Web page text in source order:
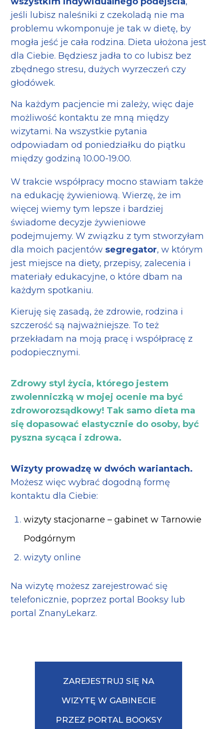
jeśli lubisz naleśniki z czekoladą nie ma
problemu wkomponuje je tak w dietę, by
mogła jeść je cała rodzina. Dieta ułożona jest
dla Ciebie. Będziesz jadła to co lubisz bez
zbędnego stresu, dużych wyrzeczeń czy
głodówek.
Na każdym pacjencie mi zależy, więc daje
możliwość kontaktu ze mną między
wizytami. Na wszystkie pytania
odpowiadam od poniedziałku do piątku
między godziną 10.00-19.00.
W trakcie współpracy mocno stawiam także
na edukację żywieniową. Wierzę, że im
więcej wiemy tym lepsze i bardziej
świadome decyzje żywieniowe
podejmujemy. W związku z tym stworzyłam
dla moich pacjentów segregator, w którym
jest miejsce na diety, przepisy, zalecenia i
materiały edukacyjne, o które dbam na
każdym spotkaniu.
Kieruję się zasadą, że zdrowie, rodzina i
szczerość są najważniejsze. To też
przekładam na moją pracę i współpracę z
podopiecznymi.
Zdrowy styl życia, którego jestem
zwolenniczką w mojej ocenie ma być
zdroworozsądkowy! Tak samo dieta ma
się dopasować elastycznie do osoby, być
pyszna sycąca i zdrowa.
Wizyty prowadzę w dwóch wariantach.
Możesz więc wybrać dogodną formę
kontaktu dla Ciebie:
wizyty stacjonarne – gabinet w Tarnowie
Podgórnym
wizyty online
Na wizytę możesz zarejestrować się
telefonicznie, poprzez portal Booksy lub
portal ZnanyLekarz.
ZAREJESTRUJ SIĘ NA
WIZYTĘ W GABINECIE
PRZEZ PORTAL BOOKSY